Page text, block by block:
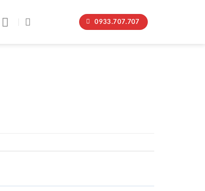
0933.707.707